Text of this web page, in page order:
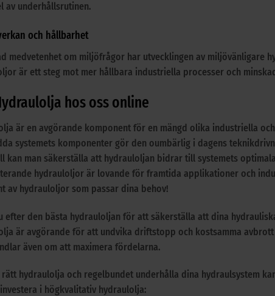
av underhållsrutinen.
och hållbarhet
medvetenhet om miljöfrågor har utvecklingen av
är ett steg mot mer hållbara industriella processer och
hos oss online
är en avgörande komponent för en mängd olika industriella
systemets komponenter gör den oumbärlig i dagens
kan man säkerställa att hydrauloljan bidrar till systemets
hydrauloljor är lovande för framtida applikationer och
av hydrauloljor som passar dina behov!
efter den bästa hydrauloljan för att säkerställa att dina
är avgörande för att undvika driftstopp och kostsamma
även om att maximera fördelarna.
hydraulolja och regelbundet underhålla dina hydraulsystem
i högkvalitativ hydraulolja: